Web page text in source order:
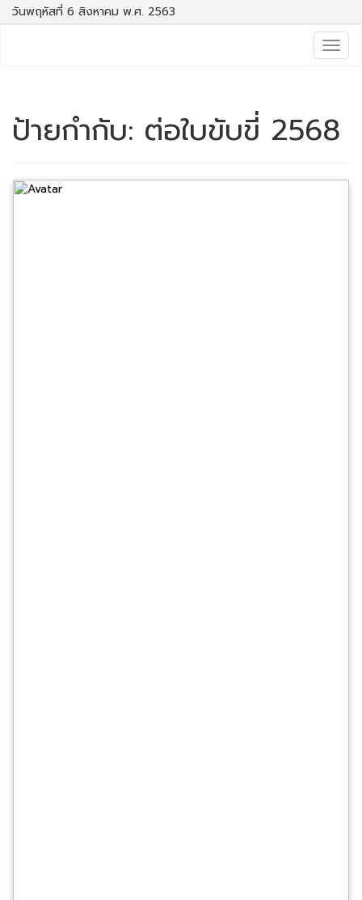
วันพฤหัสที่ 6 สิงหาคม พ.ศ. 2563
ป้ายกำกับ: ต่อใบขับขี่ 2568